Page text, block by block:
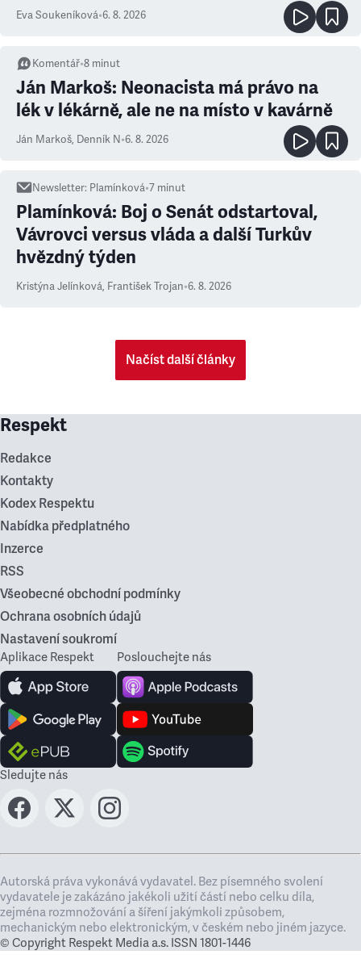
Eva Soukeníková•6. 8. 2026
Komentář•8 minut
Ján Markoš: Neonacista má právo na
lék v lékárně, ale ne na místo v kavárně
Ján Markoš, Denník N•6. 8. 2026
Newsletter: Plamínková•7 minut
Plamínková: Boj o Senát odstartoval,
Vávrovci versus vláda a další Turkův
hvězdný týden
Kristýna Jelínková, František Trojan•6. 8. 2026
Načíst další články
Respekt
Redakce
Kontakty
Kodex Respektu
Nabídka předplatného
Inzerce
RSS
Všeobecné obchodní podmínky
Ochrana osobních údajů
Nastavení soukromí
Aplikace Respekt Poslouchejte nás
Sledujte nás
Autorská práva vykonává vydavatel. Bez písemného svolení
vydavatele je zakázáno jakékoli užití částí nebo celku díla,
zejména rozmnožování a šíření jakýmkoli způsobem,
mechanickým nebo elektronickým, v českém nebo jiném jazyce.
© Copyright Respekt Media a.s. ISSN 1801-1446